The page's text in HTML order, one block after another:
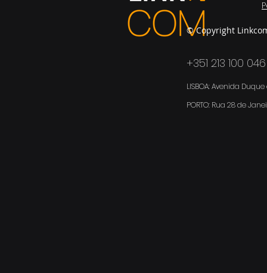
© Copyright
+351 213 100 046
LISBOA: Avenida
PORTO: Rua 28 de